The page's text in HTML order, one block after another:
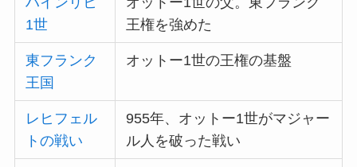
1世
王権を強めた
東フランク
王国
オットー1世の王権の基盤
レヒフェル
トの戦い
955年、オットー1世がマジャー
ル人を破った戦い